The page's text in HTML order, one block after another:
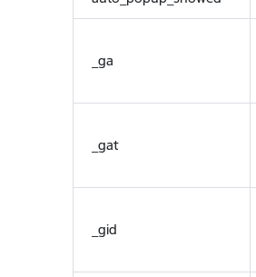
_ga
_gat
_gid